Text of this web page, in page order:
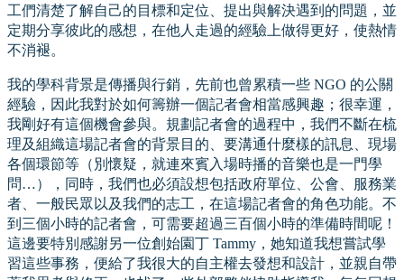
工們清楚了解自己的目標和定位、提出與解決遇到的問題，並
定期分享彼此的感想，在他人走過的經驗上做得更好，使熱情
不消褪。
我的學科背景是傳播與行銷，先前也曾累積一些 NGO 的公關
經驗，因此我對於如何籌辦一個記者會相當感興趣；很幸運，
我剛好有這個機會參與。規劃記者會的過程中，我們不斷在梳
理及組織這場記者會的背景目的、要溝通什麼樣的訊息、現場
各個環節等（別懷疑，就連來賓入場時播的音樂也是一門學
問…），同時，我們也必須設想包括政府單位、公會、服務業
者、一般民眾以及我們的志工，在這場記者會的角色功能。不
到三個小時的記者會，可需要超過三百個小時的準備時間呢！
這邊要特別感謝另一位創始園丁 Tammy，她知道我想嘗試學
習這些事務，便給了我很大的自主權去發想和設計，並親自帶